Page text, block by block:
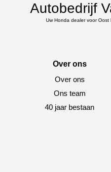
Autobedrijf
Uw Honda dealer voor
Over ons
Over ons
Ons team
40 jaar bestaan